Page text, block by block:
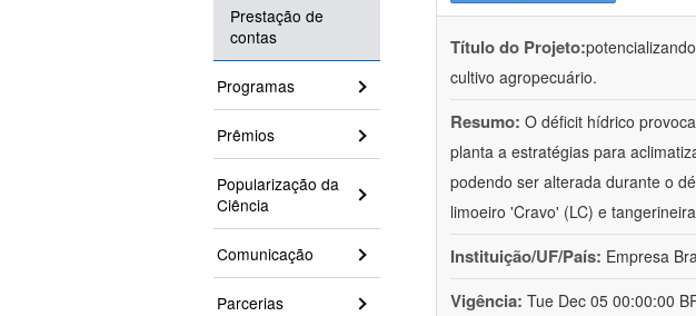
Prestação de
contas
Programas
Prêmios
Popularização da
Ciência
Comunicação
Parcerias
Título do Projeto:
cultivo agropecuário.
Resumo: O déficit hídrico
planta a estratégias para
podendo ser alterada durante o
limoeiro 'Cravo' (LC) e
Instituição/UF/País: Empresa
Vigência: Tue Dec 05 00:00:00